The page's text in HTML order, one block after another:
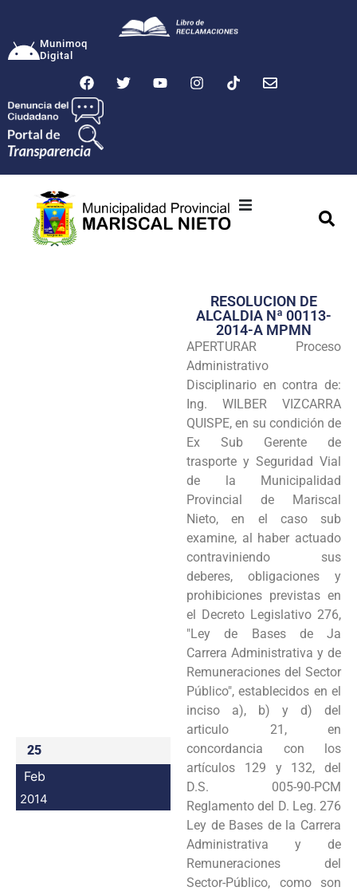
Munimoq
Digital
Transparencia
Seguridad
Programas
Intranet
25
Feb
2014
RESOLUCION DE
ALCALDIA Nª 00113-
2014-A MPMN
APERTURAR Proceso
Administrativo
Disciplinario en contra de:
Ing. WILBER VIZCARRA
QUISPE, en su condición de
Ex Sub Gerente de
trasporte y Seguridad Vial
de la Municipalidad
Provincial de Mariscal
Nieto, en el caso sub
examine, al haber actuado
contraviniendo sus
deberes, obligaciones y
prohibiciones previstas en
el Decreto Legislativo 276,
"Ley de Bases de Ja
Carrera Administrativa y de
Remuneraciones del Sector
Público", establecidos en el
inciso a), b) y d) del
articulo 21, en
concordancia con los
artículos 129 y 132, del
D.S. 005-90-PCM
Reglamento del D. Leg. 276
Ley de Bases de la Carrera
Administrativa y de
Remuneraciones del
Sector-Público, como son